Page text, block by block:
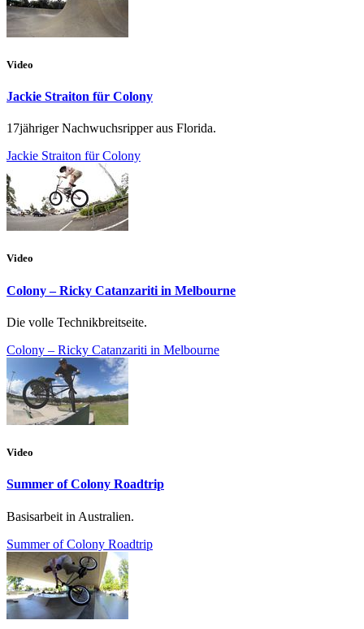
Video
Jackie Straiton für Colony
17jähriger Nachwuchsripper aus Florida.
Jackie Straiton für Colony
Video
Colony – Ricky Catanzariti in Melbourne
Die volle Technikbreitseite.
Colony – Ricky Catanzariti in Melbourne
Video
Summer of Colony Roadtrip
Basisarbeit in Australien.
Summer of Colony Roadtrip